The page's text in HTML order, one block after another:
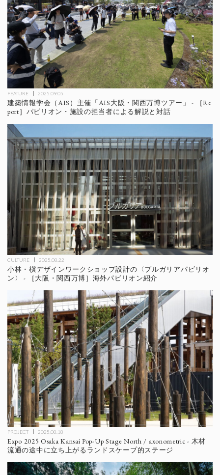
FEATURE 2025.09.05
建築情報学会（AIS）主催「AIS大阪・関西万博ツアー」 - ［Re
port］パビリオン・施設の担当者による解説と対話
CULTURE 2025.08.22
小林・槇デザインワークショップ設計の〈ブルガリアパビリオ
ン〉 - ［大阪・関西万博］海外パビリオン紹介
PROJECT 2025.08.18
Expo 2025 Osaka Kansai Pop-Up Stage North / axonometric - 木材
流通の途中に立ち上がるランドスケープ的ステージ